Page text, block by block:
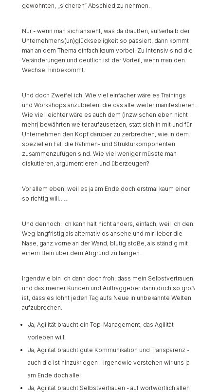
gewohnten, „sicheren“ Abschied zu nehmen.
Nur - wenn man sich ansieht, was da draußen, außerhalb der
Unternehmens(un)glückseeligkeit so passiert, dann kommt
man an dem Thema einfach kaum vorbei. Zu intensiv sind die
Veränderungen und deutlich ist der Vorteil, wenn man den
Wechsel hinbekommt.
Und doch Zweifel ich. Wie viel einfacher wäre es Trainings
und Workshops anzubieten, die das alte weiter manifestieren.
Wie viel leichter wäre es auch dem (inzwischen eben nicht
mehr) bewährten weiter aufzusetzen, statt sich in mit und für
Unternehmen den Kopf darüber zu zerbrechen, wie in dem
speziellen Fall die Rahmen- und Strukturkomponenten
zusammenzufügen sind. Wie viel weniger müsste man
diskutieren, argumentieren und überzeugen?
Vor allem eben, weil es ja am Ende doch erstmal kaum einer
so richtig will……
Und dennoch: Ich kann halt nicht anders, einfach, weil ich den
Weg langfristig als alternativlos ansehe und mir lieber die
Nase, ganz vorne an der Wand, blutig stoße, als ständig mit
einem Bein über dem Abgrund zu hängen.
Irgendwie bin ich dann doch froh, dass mein Selbstvertrauen
und das meiner Kunden und Auftraggeber dann doch so groß
ist, dass es lohnt jeden Tag aufs Neue in unbekannte Welten
aufzubrechen.
Ja, Agilität braucht ein Top-Management, das Agilität
vorleben will!
Ja, Agilität braucht gute Kommunikation und Transparenz -
auch die ist hinzukriegen - irgendwie verstehen wir uns ja
am Ende doch alle!
Ja, Agilität braucht Selbstvertrauen - auf wortwörtlich allen